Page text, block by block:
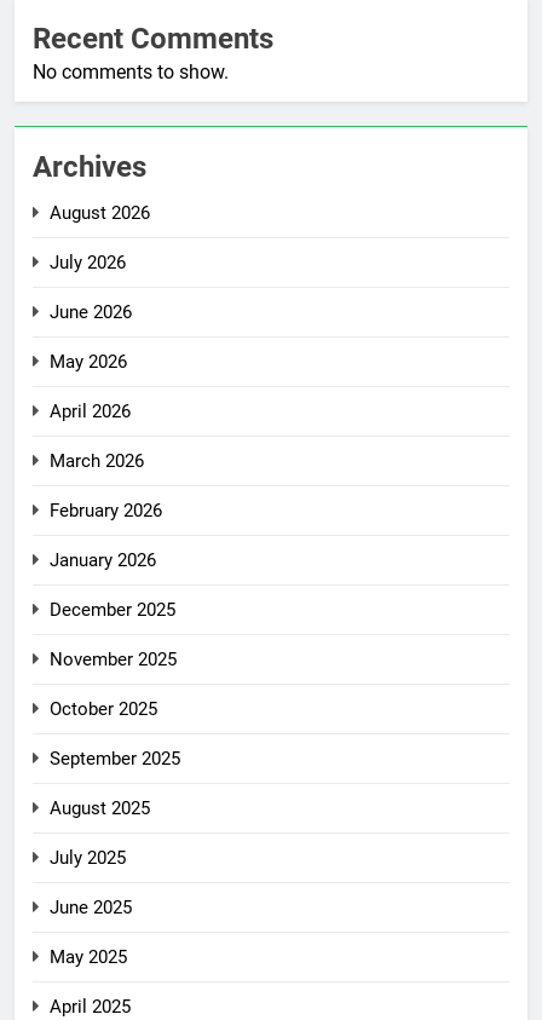
Recent Comments
No comments to show.
Archives
August 2026
July 2026
June 2026
May 2026
April 2026
March 2026
February 2026
January 2026
December 2025
November 2025
October 2025
September 2025
August 2025
July 2025
June 2025
May 2025
April 2025